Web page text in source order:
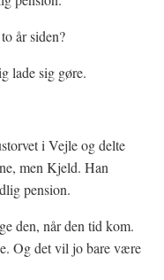
år siden?
lade sig gøre.
i Vejle og delte
men Kjeld. Han
pension.
den, når den tid kom.
Og det vil jo bare være